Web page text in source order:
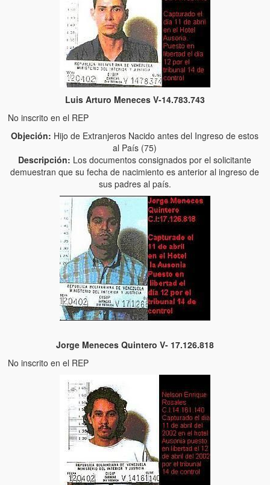
El Tipo y los Rojos en Los Teques (The Jerk and the Reds in
Hablé con Chavistas (I spoke with chavistas)
La burla del Chavez “tan amante de los niños” (The mockery of
Los niños de las calles de Venezuela (Children of the streets of
Luis y El Mono… en armas (Luis and El Mono… armed)
Puente Llaguno, Miraflores… ¿y Lina?
Radio Emisoras y canales de televisión clausurados por el
de Chávez hasta el 2009
Victimas del 11 de abril de 2002
Víctimas del régimen dictatorial de Chávez desde que tomó el
poder hasta el 31 de diciembre de 2009
Víctimas inocentes de la violencia castrista del 4 de Febrero de
your country!!!)
Luis Arturo Meneces V-14.783.743
No inscrito en el REP
Objeción: Hijo de Extranjeros Nacido antes del Ingreso de estos
al País (75)
Descripción: Los documentos consignados por el solicitante
demuestran que su fecha de nacimiento es anterior al ingreso de
sus padres al país.
Jorge Meneces Quintero V- 17.126.818
No inscrito en el REP